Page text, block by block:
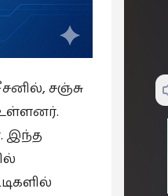
சஞ்சு
இந்த